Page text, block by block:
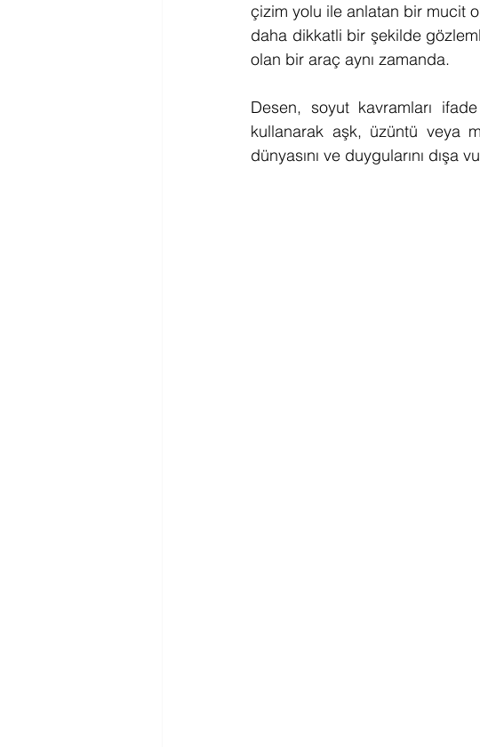
çizim yolu ile anlatan bir mucit
daha dikkatli bir şekilde
olan bir araç aynı zamanda.
Desen, soyut kavramları
kullanarak aşk, üzüntü veya
dünyasını ve duygularını dışa